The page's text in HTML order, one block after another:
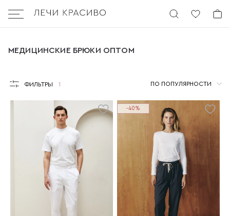
Бургер
МЕДИЦИНСКИЕ БРЮКИ ОПТОМ
ФИЛЬТРЫ 1 ПО ПОПУЛЯРНОСТИ
-40%